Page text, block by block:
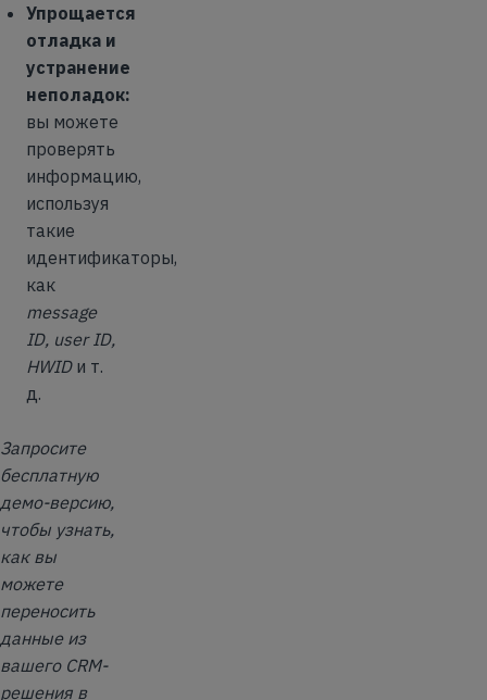
Упрощается
отладка и
устранение
неполадок:
вы можете
проверять
информацию,
используя
такие
идентификаторы,
как
message
ID, user ID,
HWIDи т.
д.
Запросите
бесплатную
демо-версию,
чтобы узнать,
как вы
можете
переносить
данные из
вашего CRM-
решения в